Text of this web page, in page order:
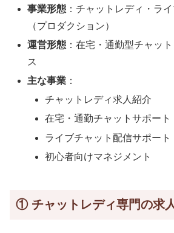
事業形態 ：チャットレディ・ラ
（プロダクション）
運営形態 ：在宅・通勤型チャッ
ス
主な事業 ：
チャットレディ求人紹介
在宅・通勤チャットサポート
ライブチャット配信サポート
初心者向けマネジメント
① チャットレディ専門の求